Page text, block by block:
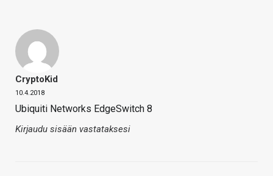
CryptoKid
10.4.2018
Ubiquiti Networks EdgeSwitch 8
Kirjaudu sisään vastataksesi